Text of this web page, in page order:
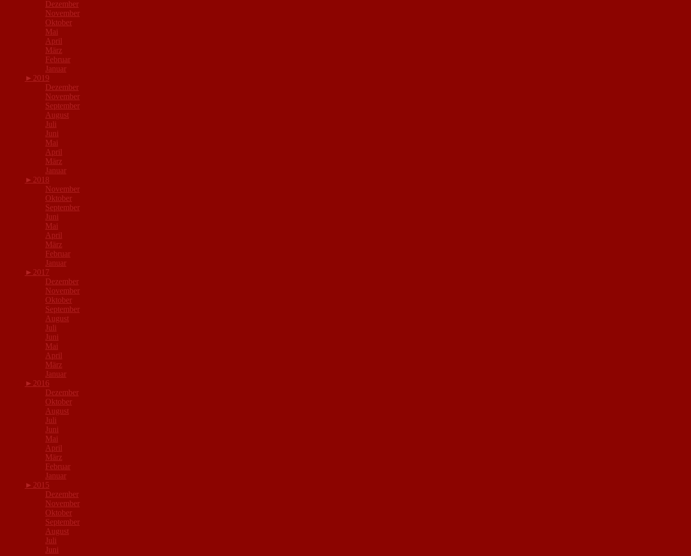
Dezember
November
Oktober
Mai
April
März
Februar
Januar
► 2019
Dezember
November
September
August
Juli
Juni
Mai
April
März
Januar
► 2018
November
Oktober
September
Juni
Mai
April
März
Februar
Januar
► 2017
Dezember
November
Oktober
September
August
Juli
Juni
Mai
April
März
Januar
► 2016
Dezember
Oktober
August
Juli
Juni
Mai
April
März
Februar
Januar
► 2015
Dezember
November
Oktober
September
August
Juli
Juni